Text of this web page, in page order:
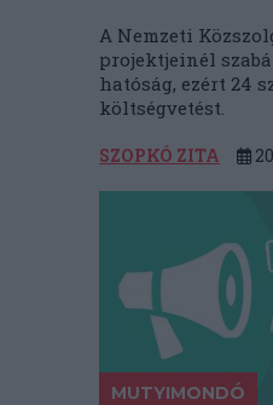
A Nemzeti
projektjeinél
hatóság, ezért 24
költségvetést.
SZOPKÓ ZITA
MUTYIMONDÓ